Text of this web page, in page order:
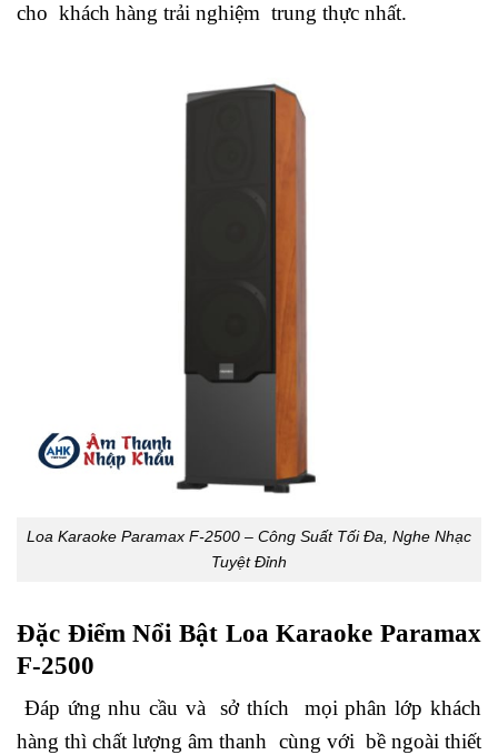
cho khách hàng trải nghiệm trung thực nhất.
Loa Karaoke Paramax F-2500 – Công Suất Tối Đa, Nghe Nhạc
Tuyệt Đỉnh
Đặc Điểm Nổi Bật Loa Karaoke Paramax
F-2500
Đáp ứng nhu cầu và sở thích mọi phân lớp khách
hàng thì chất lượng âm thanh cùng với bề ngoài thiết